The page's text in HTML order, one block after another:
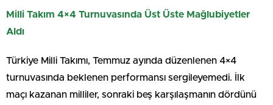
Milli Takım 4×4 Turnuvasında Üst Üste Mağlubiyetler
Aldı
Türkiye Milli Takımı, Temmuz ayında düzenlenen 4×4
turnuvasında beklenen performansı sergileyemedi. İlk
maçı kazanan milliler, sonraki beş karşılaşmanın dördünü